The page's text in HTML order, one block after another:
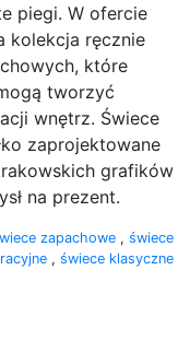
piegi. W ofercie
kolekcja ręcznie
które
tworzyć
wnętrz. Świece
zaprojektowane
grafików
na prezent.
zapachowe , świece
, świece klasyczne